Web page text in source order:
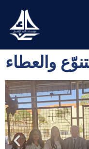
والعطاء